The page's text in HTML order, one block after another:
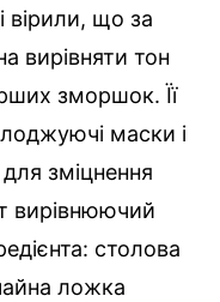
вірили, що за
вирівняти тон
зморшок. Її
маски і
зміцнення
вирівнюючий
столова
ложка